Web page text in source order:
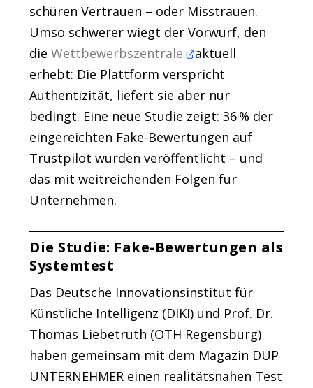
schüren Vertrauen – oder Misstrauen.
Umso schwerer wiegt der Vorwurf, den
dieWettbewerbszentrale aktuell
erhebt: Die Plattform verspricht
Authentizität, liefert sie aber nur
bedingt. Eine neue Studie zeigt: 36 % der
eingereichten Fake-Bewertungen auf
Trustpilot wurden veröffentlicht – und
das mit weitreichenden Folgen für
Unternehmen.
Die Studie: Fake-Bewertungen als
Systemtest
Das Deutsche Innovationsinstitut für
Künstliche Intelligenz (DIKI) und Prof. Dr.
Thomas Liebetruth (OTH Regensburg)
haben gemeinsam mit dem Magazin DUP
UNTERNEHMER einen realitätsnahen Test